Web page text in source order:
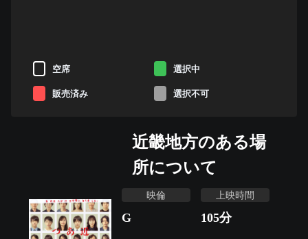
空席 選択中
販売済み 選択不可
近畿地方のある場
所について
映倫
G
上映時間
105分